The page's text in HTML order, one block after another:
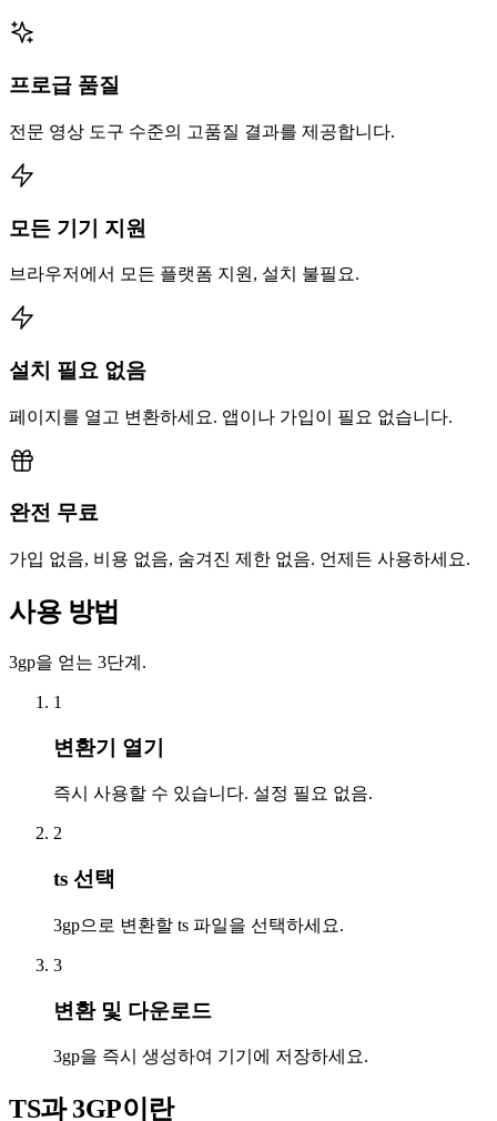
프로급 품질
전문 영상 도구 수준의 고품질 결과를 제공합니다.
모든 기기 지원
브라우저에서 모든 플랫폼 지원, 설치 불필요.
설치 필요 없음
페이지를 열고 변환하세요. 앱이나 가입이 필요 없습니다.
완전 무료
가입 없음, 비용 없음, 숨겨진 제한 없음. 언제든 사용하세요.
사용 방법
3gp을 얻는 3단계.
1
변환기 열기
즉시 사용할 수 있습니다. 설정 필요 없음.
2
ts 선택
3gp으로 변환할 ts 파일을 선택하세요.
3
변환 및 다운로드
3gp을 즉시 생성하여 기기에 저장하세요.
TS과 3GP이란